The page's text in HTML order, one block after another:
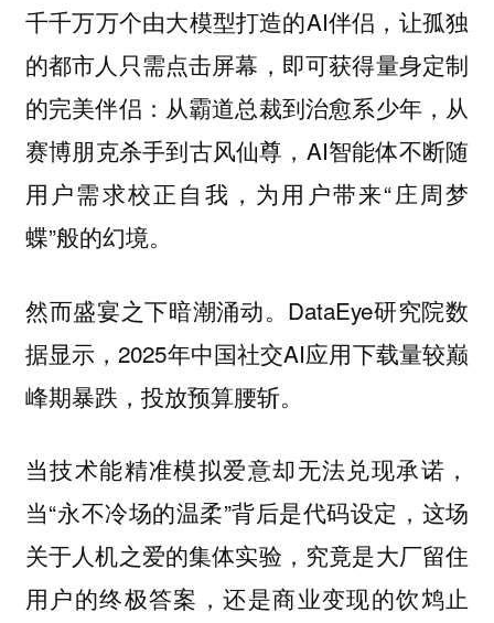
千千万万个由大模型打造的AI伴侣，让孤独
的都市人只需点击屏幕，即可获得量身定制
的完美伴侣：从霸道总裁到治愈系少年，从
赛博朋克杀手到古风仙尊，AI智能体不断随
用户需求校正自我，为用户带来“庄周梦
蝶”般的幻境。
然而盛宴之下暗潮涌动。DataEye研究院数
据显示，2025年中国社交AI应用下载量较巅
峰期暴跌，投放预算腰斩。
当技术能精准模拟爱意却无法兑现承诺，
当“永不冷场的温柔”背后是代码设定，这场
关于人机之爱的集体实验，究竟是大厂留住
用户的终极答案，还是商业变现的饮鸩止